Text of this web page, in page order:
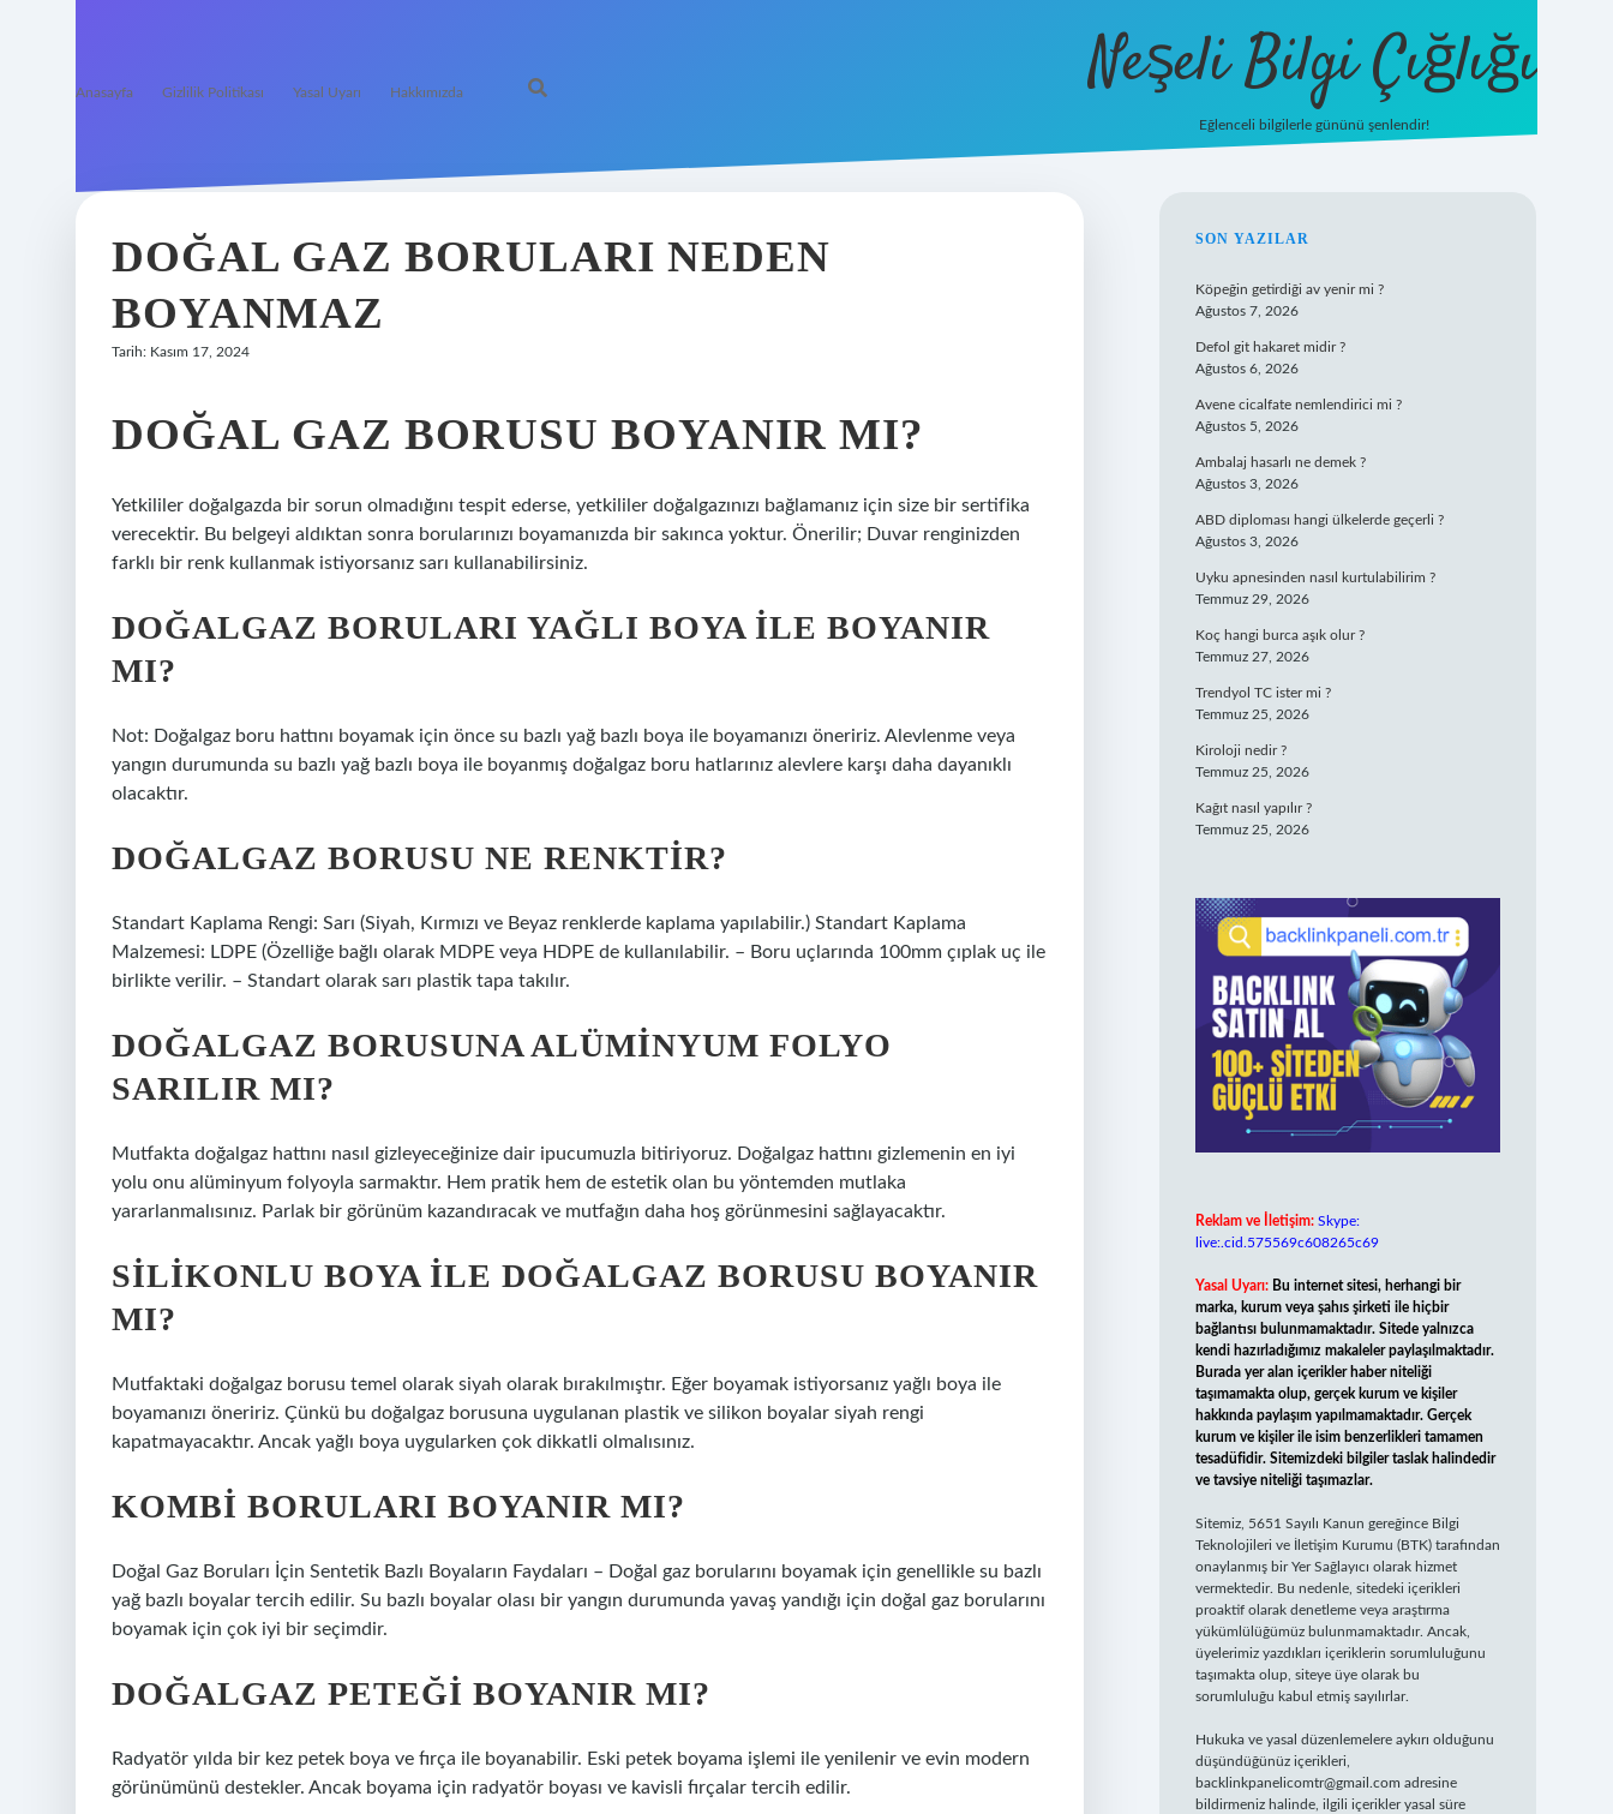
Anasayfa Gizlilik Politikası Yasal Uyarı Hakkımızda Neşeli Bilgi Çığlığı
Eğlenceli bilgilerle gününü şenlendir!
DOĞAL GAZ BORULARI NEDEN
BOYANMAZ
Tarih: Kasım 17, 2024
DOĞAL GAZ BORUSU BOYANIR MI?
Yetkililer doğalgazda bir sorun olmadığını tespit ederse, yetkililer doğalgazınızı bağlamanız için size bir sertifika
verecektir. Bu belgeyi aldıktan sonra borularınızı boyamanızda bir sakınca yoktur. Önerilir; Duvar renginizden
farklı bir renk kullanmak istiyorsanız sarı kullanabilirsiniz.
DOĞALGAZ BORULARI YAĞLI BOYA ILE BOYANIR
MI?
Not: Doğalgaz boru hattını boyamak için önce su bazlı yağ bazlı boya ile boyamanızı öneririz. Alevlenme veya
yangın durumunda su bazlı yağ bazlı boya ile boyanmış doğalgaz boru hatlarınız alevlere karşı daha dayanıklı
olacaktır.
DOĞALGAZ BORUSU NE RENKTIR?
Standart Kaplama Rengi: Sarı (Siyah, Kırmızı ve Beyaz renklerde kaplama yapılabilir.) Standart Kaplama
Malzemesi: LDPE (Özelliğe bağlı olarak MDPE veya HDPE de kullanılabilir. – Boru uçlarında 100mm çıplak uç ile
birlikte verilir. – Standart olarak sarı plastik tapa takılır.
DOĞALGAZ BORUSUNA ALÜMINYUM FOLYO
SARILIR MI?
Mutfakta doğalgaz hattını nasıl gizleyeceğinize dair ipucumuzla bitiriyoruz. Doğalgaz hattını gizlemenin en iyi
yolu onu alüminyum folyoyla sarmaktır. Hem pratik hem de estetik olan bu yöntemden mutlaka
yararlanmalısınız. Parlak bir görünüm kazandıracak ve mutfağın daha hoş görünmesini sağlayacaktır.
SILIKONLU BOYA ILE DOĞALGAZ BORUSU BOYANIR
MI?
Mutfaktaki doğalgaz borusu temel olarak siyah olarak bırakılmıştır. Eğer boyamak istiyorsanız yağlı boya ile
boyamanızı öneririz. Çünkü bu doğalgaz borusuna uygulanan plastik ve silikon boyalar siyah rengi
kapatmayacaktır. Ancak yağlı boya uygularken çok dikkatli olmalısınız.
KOMBI BORULARI BOYANIR MI?
Doğal Gaz Boruları İçin Sentetik Bazlı Boyaların Faydaları – Doğal gaz borularını boyamak için genellikle su bazlı
yağ bazlı boyalar tercih edilir. Su bazlı boyalar olası bir yangın durumunda yavaş yandığı için doğal gaz borularını
boyamak için çok iyi bir seçimdir.
DOĞALGAZ PETEĞI BOYANIR MI?
Radyatör yılda bir kez petek boya ve fırça ile boyanabilir. Eski petek boyama işlemi ile yenilenir ve evin modern
görünümünü destekler. Ancak boyama için radyatör boyası ve kavisli fırçalar tercih edilir.
SIDEBAR
SON YAZILAR
Köpeğin getirdiği av yenir mi ?
Ağustos 7, 2026
Defol git hakaret midir ?
Ağustos 6, 2026
Avene cicalfate nemlendirici mi ?
Ağustos 5, 2026
Ambalaj hasarlı ne demek ?
Ağustos 3, 2026
ABD diploması hangi ülkelerde geçerli ?
Ağustos 3, 2026
Uyku apnesinden nasıl kurtulabilirim ?
Temmuz 29, 2026
Koç hangi burca aşık olur ?
Temmuz 27, 2026
Trendyol TC ister mi ?
Temmuz 25, 2026
Kiroloji nedir ?
Temmuz 25, 2026
Kağıt nasıl yapılır ?
Temmuz 25, 2026
Reklam ve İletişim: Skype:
live:.cid.575569c608265c69
Yasal Uyarı: Bu internet sitesi, herhangi bir
marka, kurum veya şahıs şirketi ile hiçbir
bağlantısı bulunmamaktadır. Sitede yalnızca
kendi hazırladığımız makaleler paylaşılmaktadır.
Burada yer alan içerikler haber niteliği
taşımamakta olup, gerçek kurum ve kişiler
hakkında paylaşım yapılmamaktadır. Gerçek
kurum ve kişiler ile isim benzerlikleri tamamen
tesadüfidir. Sitemizdeki bilgiler taslak halindedir
ve tavsiye niteliği taşımazlar.
Sitemiz, 5651 Sayılı Kanun gereğince Bilgi
Teknolojileri ve İletişim Kurumu (BTK) tarafından
onaylanmış bir Yer Sağlayıcı olarak hizmet
vermektedir. Bu nedenle, sitedeki içerikleri
proaktif olarak denetleme veya araştırma
yükümlülüğümüz bulunmamaktadır. Ancak,
üyelerimiz yazdıkları içeriklerin sorumluluğunu
taşımakta olup, siteye üye olarak bu
sorumluluğu kabul etmiş sayılırlar.
Hukuka ve yasal düzenlemelere aykırı olduğunu
düşündüğünüz içerikleri,
backlinkpanelicomtr@gmail.com adresine
bildirmeniz halinde, ilgili içerikler yasal süre